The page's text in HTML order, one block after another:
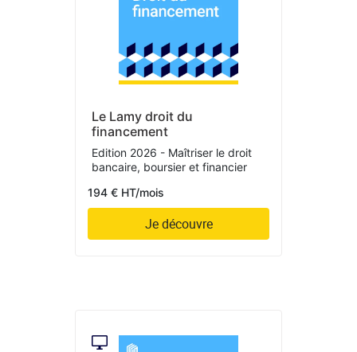
Le Lamy droit du
financement
Edition 2026 - Maîtriser le droit
bancaire, boursier et financier
194 € HT/mois
Je découvre